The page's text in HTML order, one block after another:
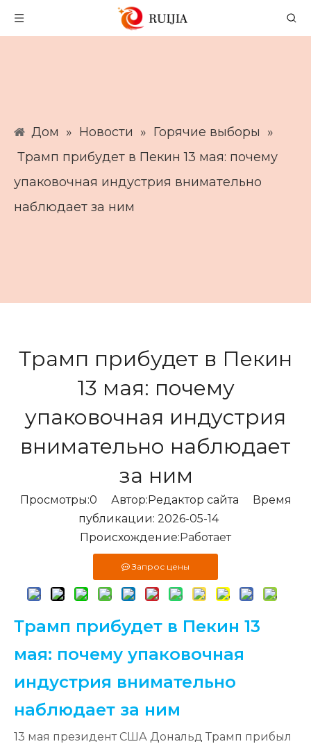
Дом » Новости » Горячие выборы »
Трамп прибудет в Пекин 13 мая: почему
упаковочная индустрия внимательно
наблюдает за ним
Трамп прибудет в Пекин
13 мая: почему
упаковочная индустрия
внимательно наблюдает
за ним
Просмотры:0 Автор:Pедактор сайта Время
публикации: 2026-05-14
Происхождение:Работает
Запрос цены
Трамп прибудет в Пекин 13
мая: почему упаковочная
индустрия внимательно
наблюдает за ним
13 мая президент США Дональд Трамп прибыл